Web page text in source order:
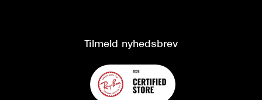
Tilmeld nyhedsbrev